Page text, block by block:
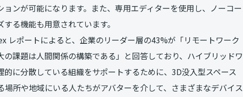
ンが可能になります。また、専用エディターを使用し、ノーコー
る機能も用意されています。
レポートによると、企業のリーダー層の43%が「リモートワーク
課題は人間関係の構築である」と回答しており、ハイブリッドワ
に分散している組織をサポートするために、3D没入型スペース
場所や地域にいる人たちがアバターを介して、さまざまなデバイス